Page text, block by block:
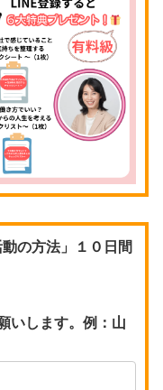
の方法」１０日間
いします。例：山